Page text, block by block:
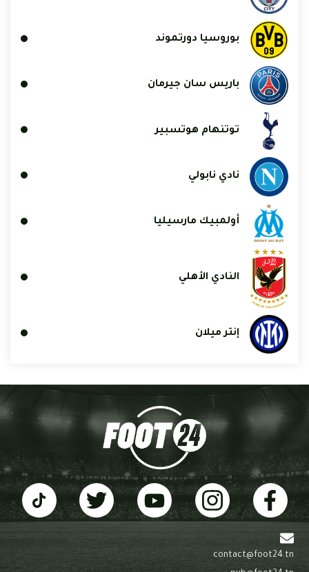
بوروسيا دورتموند
باريس سان جيرمان
توتنهام هوتسبير
نادي نابولي
أولمبيك مارسيليا
النادي الأهلي
إنتر ميلان
contact@foot24.tn